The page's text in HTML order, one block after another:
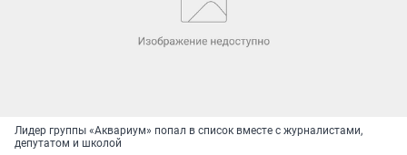
Лидер группы «Аквариум» попал в список вместе с журналистами,
депутатом и школой